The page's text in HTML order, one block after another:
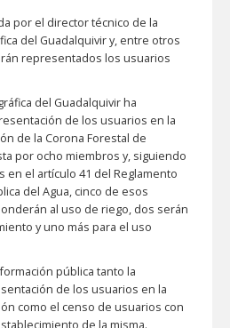
por el director técnico de la
del Guadalquivir y, entre otros
representados los usuarios
del Guadalquivir ha
de los usuarios en la
de la Corona Forestal de
por ocho miembros y, siguiendo
en el artículo 41 del Reglamento
del Agua, cinco de esos
al uso de riego, dos serán
y uno más para el uso
pública tanto la
de los usuarios en la
como el censo de usuarios con
de la misma.